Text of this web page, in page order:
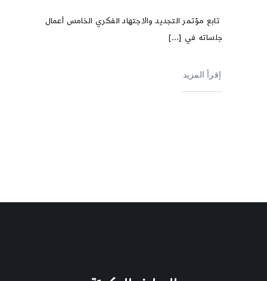
تابع مؤتمر التجديد والاجتهاد الفكري الخامس أعمال
جلساته في [...]
إقرأ المزيد